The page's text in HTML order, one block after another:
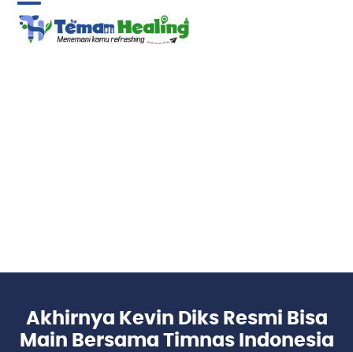
Skip
content
Open
mobile
Close
mobile
Akhirnya Kevin Diks Resmi Bisa
Main Bersama Timnas Indonesia